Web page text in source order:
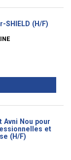
SHIELD (H/F)
Nou pour
et
(H/F)